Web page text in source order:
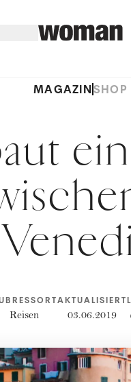
MAGAZINSHOP
Reisen
AKTUALISIERT
03.06.2019